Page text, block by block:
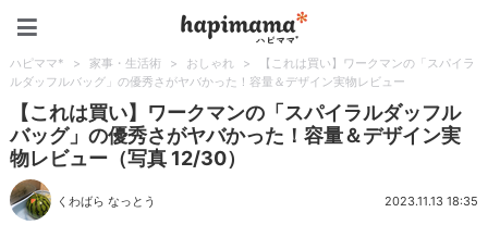
ハピママ* > 家事・生活術 > おしゃれ >
【これは買い】ワークマンの「スパイラ
ルダッフルバッグ」の優秀さがヤバかった！容量＆デザイン実物レビュー
【これは買い】ワークマンの「スパイラルダッフル
バッグ」の優秀さがヤバかった！容量＆デザイン実
物レビュー（写真 12/30）
くわばら なっとう 2023.11.13 18:35